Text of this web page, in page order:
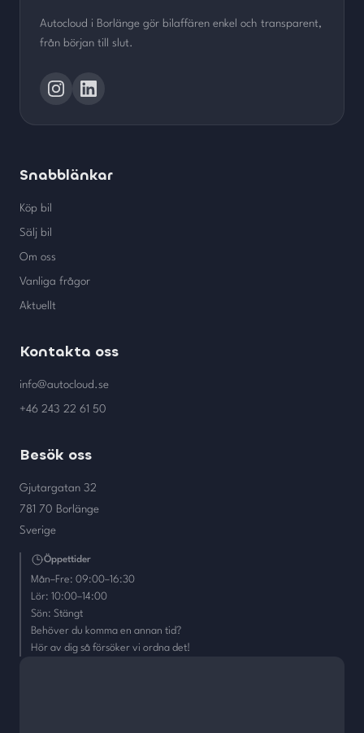
Autocloud i Borlänge gör bilaffären enkel och transparent,
från början till slut.
Snabblänkar
Köp bil
Sälj bil
Om oss
Vanliga frågor
Aktuellt
Kontakta oss
info@autocloud.se
+46 243 22 61 50
Besök oss
Gjutargatan 32
781 70 Borlänge
Sverige
Öppettider
Mån–Fre: 09:00–16:30
Lör: 10:00–14:00
Sön: Stängt
Behöver du komma en annan tid?
Hör av dig så försöker vi ordna det!